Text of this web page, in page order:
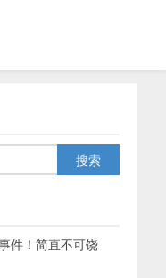
件！简直不可饶